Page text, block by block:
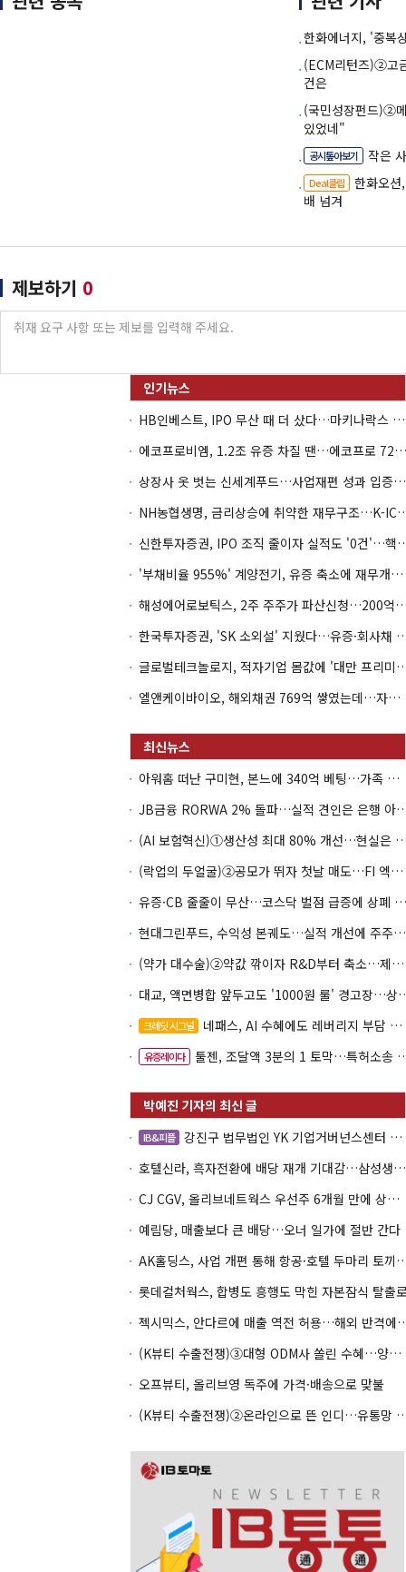
한화에너지, '중복
(ECM리턴즈)②고
건은
(국민성장펀드)②
있었네"
공시톺아보기 작은
Deal클립
한화오
배 넘겨
제보하기 0
HB인베스트, IPO 무산 때 더 샀다…마키나락스 투자 2.7배 회수
에코프로비엠, 1.2조 유증 차질 땐…에코프로 7270억 '독박'
상장사 옷 벗는 신세계푸드…사업재편 성과 입증할까
NH농협생명, 금리상승에 취
신한투자증권, IPO 조직 줄
'부채비율 955%' 계양전기, 유증 축소에 재무개선 효과 '뚝'
해성에어로보틱스, 2주 주주가 파산
한국투자증권, 'SK 소외설' 지웠
글로벌테크놀로지, 적자기업 몸값
엘앤케이바이오, 해외채권 769억 쌓였는데…자회사 4곳 자본잠식
아워홈 떠난 구미현, 본느에 340억 베팅…가족 지배체제 구축
JB금융 RORWA 2% 돌파…실
(AI 보험혁신)①생산성 최대 80%
(락업의 두얼굴)②공모가 뛰자 첫날 매도…FI 엑시트 전략 갈렸다
유증·CB 줄줄이 무산…코스닥 벌점 급증에 상폐 압박
현대그린푸드, 수익성 본궤도…실적 개선에 주주환원까지
(약가 대수술)②약값 깎이자 R&D부터 축소…제약업계 비상경영 돌입
대교, 액면병합 앞두고
크레딧 시그널 네패스, AI 수혜에도 레버리지 부담 여전
유증레이다 툴젠, 조달액 3분의 1 토막…특허소송 비용부터 챙긴다
IB&피플
강진구 법무법인 YK 기업거버넌스센터 센터장
호텔신라, 흑자전환에 배당 재개 기대감…삼성생명도 웃을까
CJ CGV, 올리브네트웍스 우선주 6개월 만에 상환…왜?
예림당, 매출보다 큰 배당…오너 일가에 절반 간다
AK홀딩스, 사업 개편 통해
롯데컬처웍스, 합병도 흥행도 막힌 자본잠식 탈출
젝시믹스, 안다르에 매
(K뷰티 수출전쟁)③대형 ODM사 쏠린 수혜…양극화 심화 우려
오프뷰티, 올리브영 독주에 가격·배송으로 맞불
(K뷰티 수출전쟁)②온라인으로